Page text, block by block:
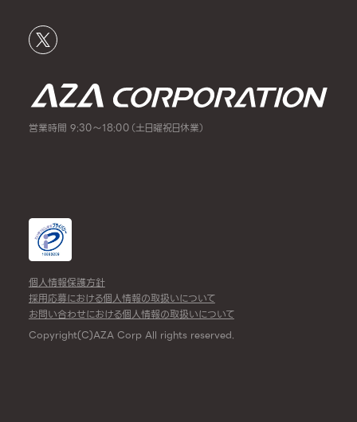
営業時間 9:30～18:00（土日曜祝日休業）
個人情報保護方針
採用応募における個人情報の取扱いについて
お問い合わせにおける個人情報の取扱いについて
Copyright(C)AZA Corp All rights reserved.